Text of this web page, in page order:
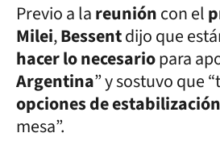
Previo a lareunióncon el
Milei,Bessentdijo que
hacer lo necesariopara
Argentina” y sostuvo que
opciones de estabilización
mesa”.